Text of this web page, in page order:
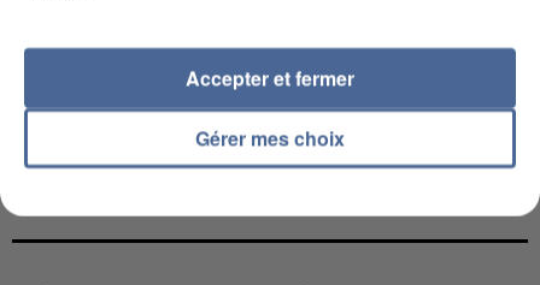
UNE TOURISTE DE L’OISE EMPORTÉE PAR UNE
COULÉE DE BOUE EN HAUTE-SAVOIE
Gérer mes choix
Accepter et fermer